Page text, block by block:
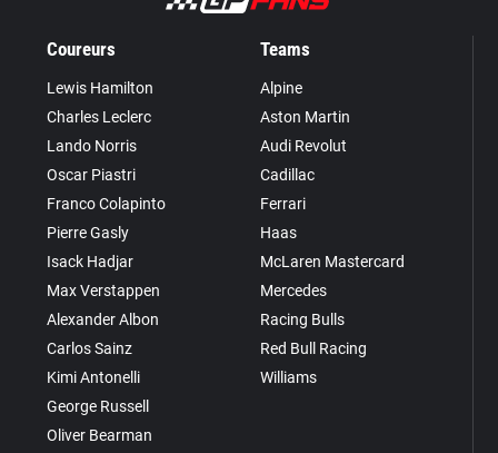
Coureurs
Lewis Hamilton
Charles Leclerc
Lando Norris
Oscar Piastri
Franco Colapinto
Pierre Gasly
Isack Hadjar
Max Verstappen
Alexander Albon
Carlos Sainz
Kimi Antonelli
George Russell
Oliver Bearman
Teams
Alpine
Aston Martin
Audi Revolut
Cadillac
Ferrari
Haas
McLaren Mastercard
Mercedes
Racing Bulls
Red Bull Racing
Williams